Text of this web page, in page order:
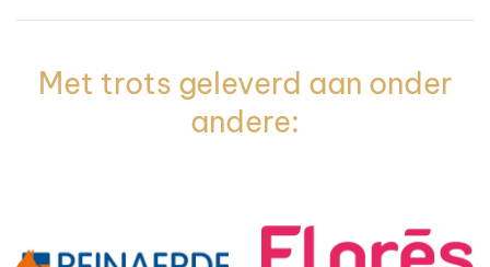
Met trots geleverd aan onder
andere: